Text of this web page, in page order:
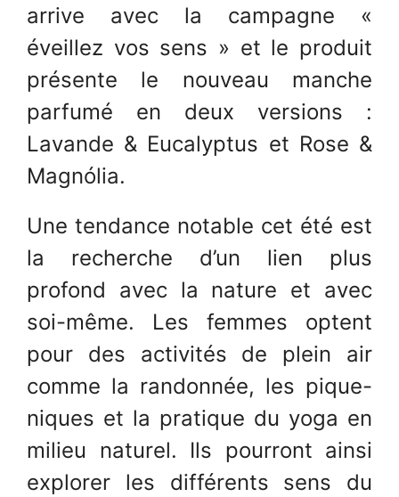
arrive avec la campagne «
éveillez vos sens » et le produit
présente le nouveau manche
parfumé en deux versions :
Lavande & Eucalyptus et Rose &
Magnólia.
Une tendance notable cet été est
la recherche d’un lien plus
profond avec la nature et avec
soi-même. Les femmes optent
pour des activités de plein air
comme la randonnée, les pique-
niques et la pratique du yoga en
milieu naturel. Ils pourront ainsi
explorer les différents sens du